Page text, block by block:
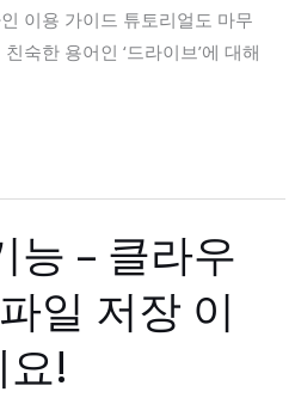
이용 가이드 튜토리얼도 마무
숙한 용어인 ‘드라이브’에 대해
능 – 클라우
일 저장 이
!